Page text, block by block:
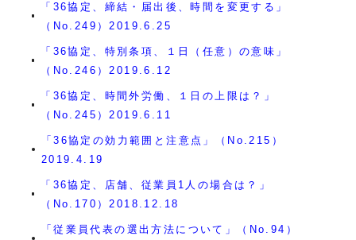
「36協定、締結・届出後、時間を変更する」
（No.249）2019.6.25
「36協定、特別条項、１日（任意）の意味」
（No.246）2019.6.12
「36協定、時間外労働、１日の上限は？」
（No.245）2019.6.11
「36協定の効力範囲と注意点」（No.215）
2019.4.19
「36協定、店舗、従業員1人の場合は？」
（No.170）2018.12.18
「従業員代表の選出方法について」（No.94）